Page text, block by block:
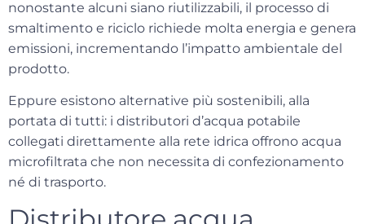
nonostante alcuni siano riutilizzabili, il processo di
smaltimento e riciclo richiede molta energia e genera
emissioni, incrementando l’impatto ambientale del
prodotto.
Eppure esistono alternative più sostenibili, alla
portata di tutti: i distributori d’acqua potabile
collegati direttamente alla rete idrica offrono acqua
microfiltrata che non necessita di confezionamento
né di trasporto.